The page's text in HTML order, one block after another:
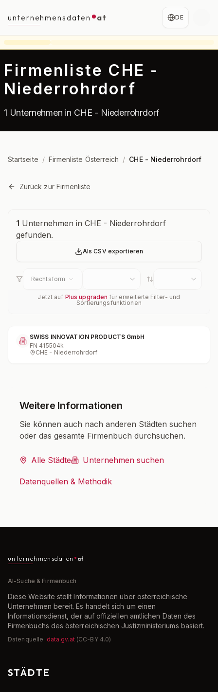
unternehmensdaten at DE
Firmenliste CHE -
Niederrohrdorf
1 Unternehmen in CHE - Niederrohrdorf
Startseite / Firmenliste Österreich / CHE - Niederrohrdorf
Zurück zur Firmenliste
Unternehmensübersicht
1 Unternehmen in CHE - Niederrohrdorf
gefunden.
Als CSV exportieren
Rechtsform
Jetzt auf Plus upgraden für erweiterte Filter- und
Sortierungsfunktionen
SWISS INNOVATION PRODUCTS GmbH
FN 415504k
CHE - Niederrohrdorf
Weitere Informationen
Sie können auch nach anderen Städten suchen
oder das gesamte Firmenbuch durchsuchen.
Alle Städte Unternehmen suchen
Datenquellen & Methodik
unternehmensdaten at
AI-Suche & Firmenbuch
Diese Website stellt Informationen über österreichische
Unternehmen bereit. Es handelt sich um einen
Informationsdienst, der auf offiziellen amtlichen Daten des
Firmenbuchs des österreichischen Justizministeriums basiert.
Datenquelle: data.gv.at (CC-BY 4.0)
STÄDTE